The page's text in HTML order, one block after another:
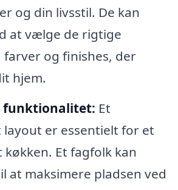
og din livsstil. De kan
at vælge de rigtige
farver og finishes, der
hjem.
funktionalitet: Et
layout er essentielt for et
Et fagfolk kan
at maksimere pladsen ved